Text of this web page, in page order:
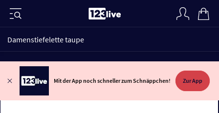
Damenstiefelette taupe
Mit der App noch schneller zum Schnäppchen! Zur App